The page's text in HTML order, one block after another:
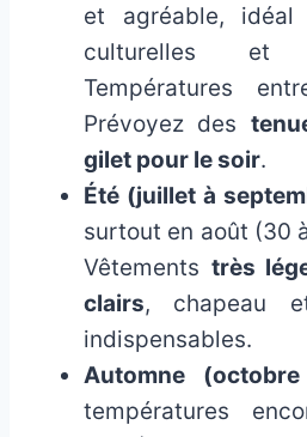
et agréable,
culturelles et
Températures
Prévoyez des
gilet pour le soir.
Été (juillet à
surtout en août (30
Vêtements très
clairs, chapeau
indispensables.
Automne
températures